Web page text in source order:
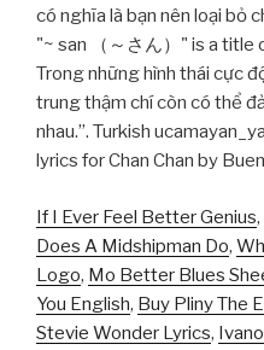
có nghĩa là bạn nên loại bỏ
"~ san （～さん）" is a
Trong những hình thái cực
trung thậm chí còn có thể
nhau.”. Turkish
lyrics for Chan Chan by
If I Ever Feel Better Genius,
Does A Midshipman Do,
Logo, Mo Better Blues
You English, Buy Pliny The
Stevie Wonder Lyrics,